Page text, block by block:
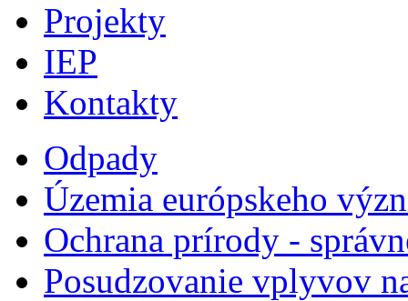
Projekty
IEP
Kontakty
Odpady
Územia európskeho
Ochrana prírody -
Posudzovanie vplyvov